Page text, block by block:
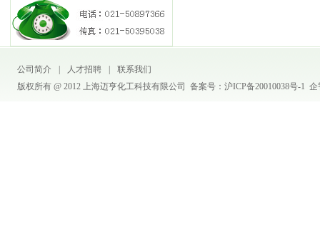
公司简介 人才招聘
联系我们
版权所有 @ 2012 上海迈亨化工科技有限公司 备案号： 沪ICP备20010038号-1 企